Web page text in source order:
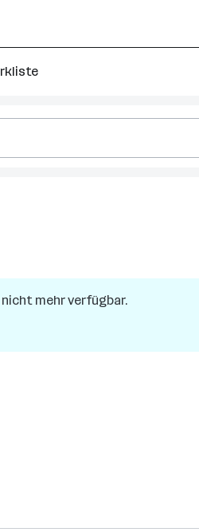
mehr verfügbar.